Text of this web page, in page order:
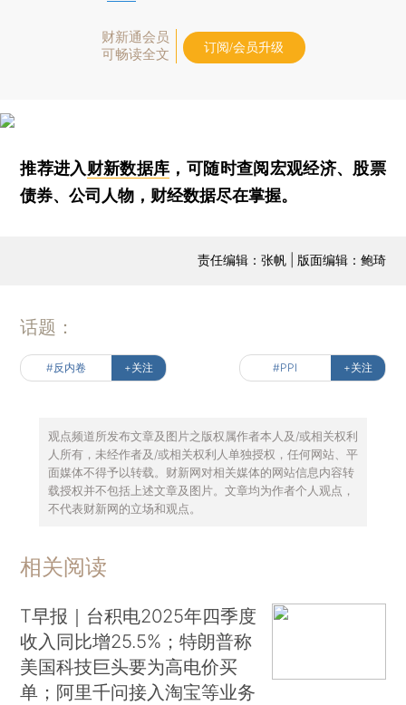
财新通会员
可畅读全文
订阅/会员升级
推荐进入财新数据库 ，可随时查阅宏观经济、股票
债券、公司人物，财经数据尽在掌握。
责任编辑：张帆 | 版面编辑：鲍琦
话题：
#反内卷 +关注 #PPI +关注
观点频道所发布文章及图片之版权属作者本人及/或相关权利
人所有，未经作者及/或相关权利人单独授权，任何网站、平
面媒体不得予以转载。财新网对相关媒体的网站信息内容转
载授权并不包括上述文章及图片。文章均为作者个人观点，
不代表财新网的立场和观点。
相关阅读
T早报｜台积电2025年四季度
收入同比增25.5%；特朗普称
美国科技巨头要为高电价买
单；阿里千问接入淘宝等业务